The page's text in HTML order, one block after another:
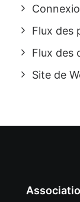
Flux des
Flux des
Site de